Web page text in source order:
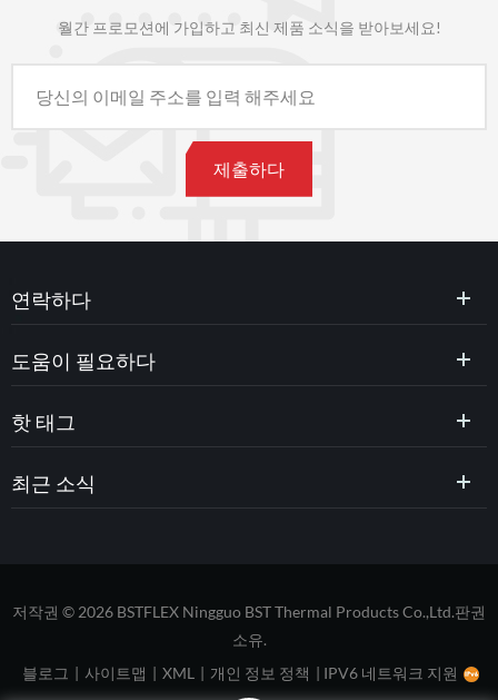
월간 프로모션에 가입하고 최신 제품 소식을 받아보세요!
연락하다
도움이 필요하다
핫 태그
최근 소식
저작권 © 2026 BSTFLEX Ningguo BST Thermal Products Co.,Ltd.판권
소유.
블로그 | 사이트맵 | XML | 개인 정보 정책 | IPV6 네트워크 지원